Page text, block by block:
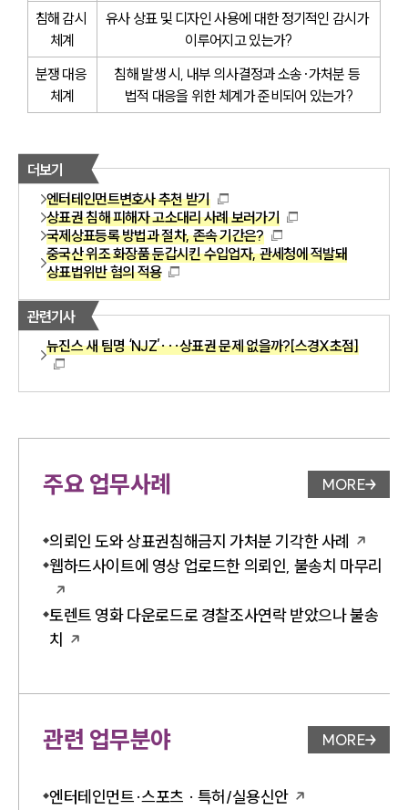
침해 감시
체계
유사 상표 및 디자인 사용에 대한 정기적인 감시가
이루어지고 있는가?
분쟁 대응
체계
침해 발생 시, 내부 의사결정과 소송·가처분 등
법적 대응을 위한 체계가 준비되어 있는가?
더보기
엔터테인먼트변호사 추천 받기
상표권 침해 피해자 고소대리 사례 보러가기
국제상표등록 방법과 절차, 존속 기간은?
중국산 위조 화장품 둔갑시킨 수입업자, 관세청에 적발돼
상표법위반 혐의 적용
관련기사
뉴진스 새 팀명 ‘NJZ’···상표권 문제 없을까?[스경X초점]
주요 업무사례 업무사례
MORE
의뢰인 도와 상표권침해금지 가처분 기각한 사례
웹하드사이트에 영상 업로드한 의뢰인, 불송치 마무리
토렌트 영화 다운로드로 경찰조사연락 받았으나 불송
치
관련 업무분야 업무분야
MORE
엔터테인먼트·스포츠 · 특허/실용신안